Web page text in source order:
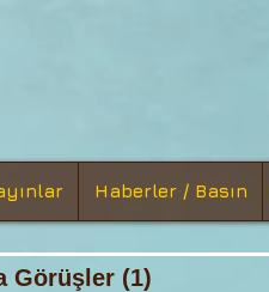
Haberler / Basın
Görüşler (1)